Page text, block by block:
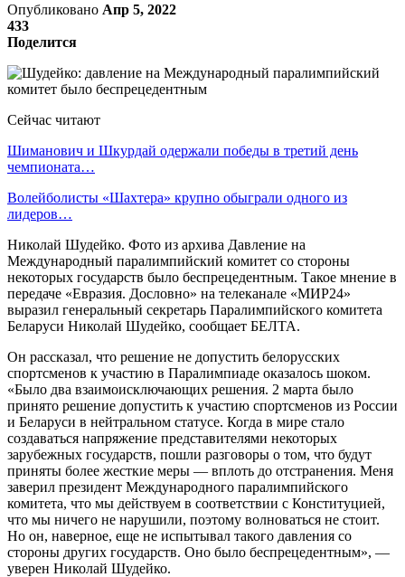
Опубликовано Апр 5, 2022
433
Поделится
Сейчас читают
Шиманович и Шкурдай одержали победы в третий день
чемпионата…
Волейболисты «Шахтера» крупно обыграли одного из
лидеров…
Николай Шудейко. Фото из архива Давление на
Международный паралимпийский комитет со стороны
некоторых государств было беспрецедентным. Такое мнение в
передаче «Евразия. Дословно» на телеканале «МИР24»
выразил генеральный секретарь Паралимпийского комитета
Беларуси Николай Шудейко, сообщает БЕЛТА.
Он рассказал, что решение не допустить белорусских
спортсменов к участию в Паралимпиаде оказалось шоком.
«Было два взаимоисключающих решения. 2 марта было
принято решение допустить к участию спортсменов из России
и Беларуси в нейтральном статусе. Когда в мире стало
создаваться напряжение представителями некоторых
зарубежных государств, пошли разговоры о том, что будут
приняты более жесткие меры — вплоть до отстранения. Меня
заверил президент Международного паралимпийского
комитета, что мы действуем в соответствии с Конституцией,
что мы ничего не нарушили, поэтому волноваться не стоит.
Но он, наверное, еще не испытывал такого давления со
стороны других государств. Оно было беспрецедентным», —
уверен Николай Шудейко.